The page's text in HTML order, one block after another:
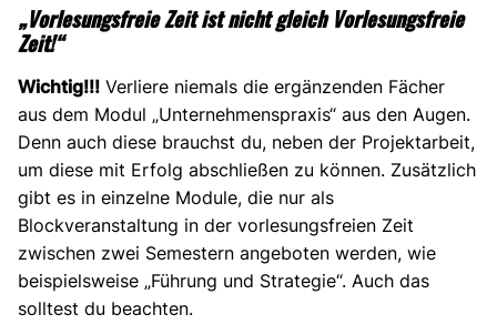
„Vorlesungsfreie Zeit ist nicht gleich Vorlesungsfreie
Zeit!“
Wichtig!!! Verliere niemals die ergänzenden Fächer
aus dem Modul „Unternehmenspraxis“ aus den Augen.
Denn auch diese brauchst du, neben der Projektarbeit,
um diese mit Erfolg abschließen zu können. Zusätzlich
gibt es in einzelne Module, die nur als
Blockveranstaltung in der vorlesungsfreien Zeit
zwischen zwei Semestern angeboten werden, wie
beispielsweise „Führung und Strategie“. Auch das
solltest du beachten.